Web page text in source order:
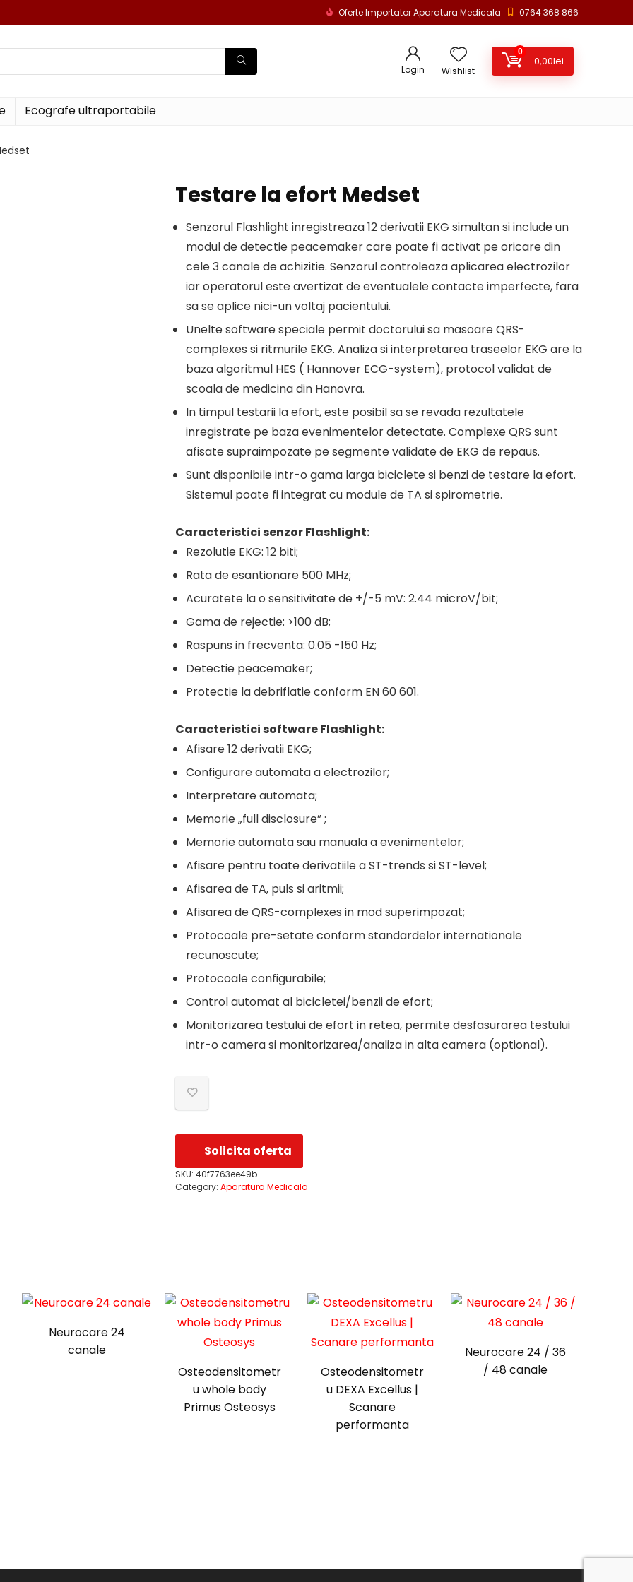
Oferte Importator Aparatura Medicala 0764 368 866
Login Wishlist
0
0,00lei
Ecografe ultraportabile
Testare la efort Medset
Senzorul Flashlight inregistreaza 12 derivatii EKG simultan si include un
modul de detectie peacemaker care poate fi activat pe oricare din
cele 3 canale de achizitie. Senzorul controleaza aplicarea electrozilor
iar operatorul este avertizat de eventualele contacte imperfecte, fara
sa se aplice nici-un voltaj pacientului.
Unelte software speciale permit doctorului sa masoare QRS-
complexes si ritmurile EKG. Analiza si interpretarea traseelor EKG are la
baza algoritmul HES ( Hannover ECG-system), protocol validat de
scoala de medicina din Hanovra.
In timpul testarii la efort, este posibil sa se revada rezultatele
inregistrate pe baza evenimentelor detectate. Complexe QRS sunt
afisate supraimpozate pe segmente validate de EKG de repaus.
Sunt disponibile intr-o gama larga biciclete si benzi de testare la efort.
Sistemul poate fi integrat cu module de TA si spirometrie.
Caracteristici senzor Flashlight:
Rezolutie EKG: 12 biti;
Rata de esantionare 500 MHz;
Acuratete la o sensitivitate de +/-5 mV: 2.44 microV/bit;
Gama de rejectie: >100 dB;
Raspuns in frecventa: 0.05 -150 Hz;
Detectie peacemaker;
Protectie la debriflatie conform EN 60 601.
Caracteristici software Flashlight:
Afisare 12 derivatii EKG;
Configurare automata a electrozilor;
Interpretare automata;
Memorie „full disclosure” ;
Memorie automata sau manuala a evenimentelor;
Afisare pentru toate derivatiile a ST-trends si ST-level;
Afisarea de TA, puls si aritmii;
Afisarea de QRS-complexes in mod superimpozat;
Protocoale pre-setate conform standardelor internationale
recunoscute;
Protocoale configurabile;
Control automat al bicicletei/benzii de efort;
Monitorizarea testului de efort in retea, permite desfasurarea testului
intr-o camera si monitorizarea/analiza in alta camera (optional).
Solicita oferta
SKU: 40f7763ee49b
Category: Aparatura Medicala
Neurocare 24
canale
Osteodensitometr
u whole body
Primus Osteosys
Osteodensitometr
u DEXA Excellus |
Scanare
performanta
Neurocare 24 / 36
/ 48 canale